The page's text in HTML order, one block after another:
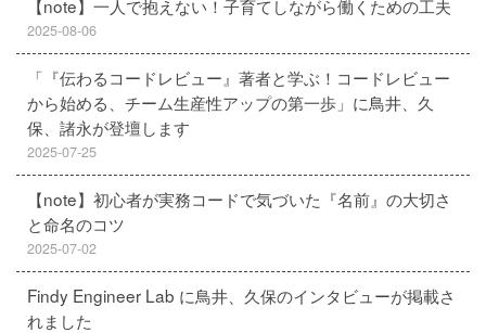
【note】一人で抱えない！子育てしながら働くための工夫
2025-08-06
「『伝わるコードレビュー』著者と学ぶ！コードレビュー
から始める、チーム生産性アップの第一歩」に鳥井、久
保、諸永が登壇します
2025-07-25
【note】初心者が実務コードで気づいた『名前』の大切さ
と命名のコツ
2025-07-02
Findy Engineer Lab に鳥井、久保のインタビューが掲載さ
れました